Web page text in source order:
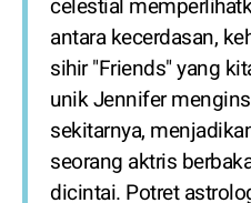
celestial
antara kecerdasan,
sihir "Friends" yang
unik Jennifer
sekitarnya,
seorang aktris
dicintai. Potret